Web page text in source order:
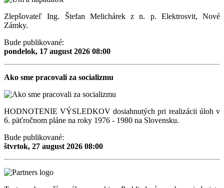
Zlepšovateľ Ing. Štefan Melichárek z n. p. Elektrosvit, Nové
Zámky.
Bude publikované:
pondelok, 17 august 2026 08:00
Ako sme pracovali za socializmu
HODNOTENIE VÝSLEDKOV dosiahnutých pri realizácii úloh v
6. päťročnom pláne na roky 1976 - 1980 na Slovensku.
Bude publikované:
štvrtok, 27 august 2026 08:00